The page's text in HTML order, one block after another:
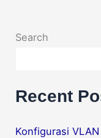
Search
Recent
Konfigurasi